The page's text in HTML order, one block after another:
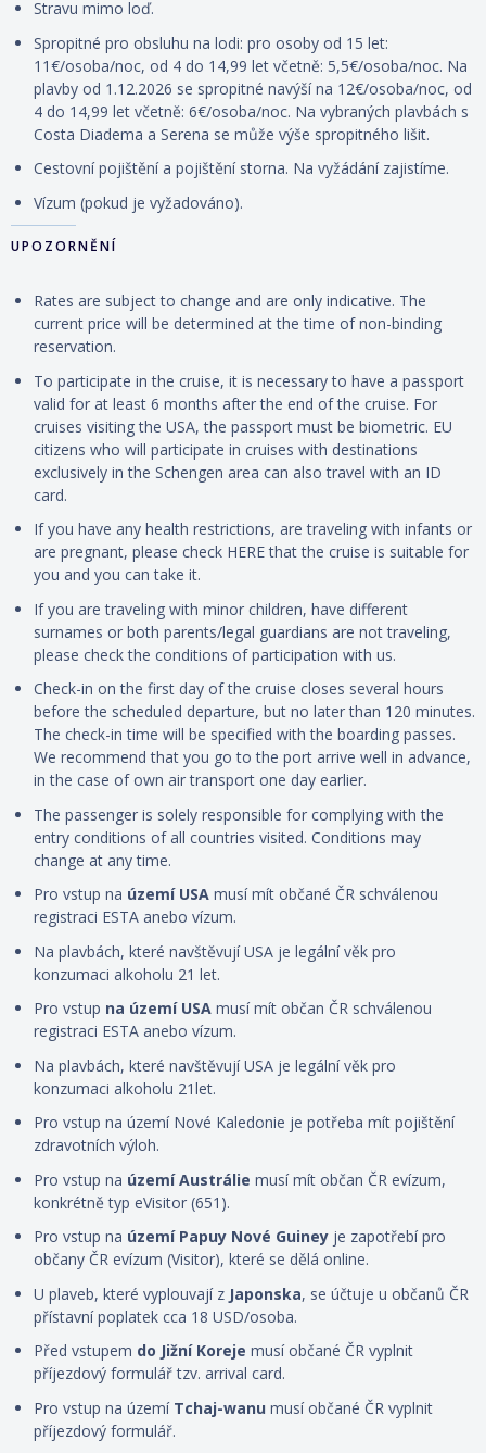
Stravu mimo loď.
Spropitné pro obsluhu na lodi: pro osoby od 15 let:
11€/osoba/noc, od 4 do 14,99 let včetně: 5,5€/osoba/noc. Na
plavby od 1.12.2026 se spropitné navýší na 12€/osoba/noc, od
4 do 14,99 let včetně: 6€/osoba/noc. Na vybraných plavbách s
Costa Diadema a Serena se může výše spropitného lišit.
Cestovní pojištění a pojištění storna. Na vyžádání zajistíme.
Vízum (pokud je vyžadováno).
UPOZORNĚNÍ
Rates are subject to change and are only indicative. The
current price will be determined at the time of non-binding
reservation.
To participate in the cruise, it is necessary to have a passport
valid for at least 6 months after the end of the cruise. For
cruises visiting the USA, the passport must be biometric. EU
citizens who will participate in cruises with destinations
exclusively in the Schengen area can also travel with an ID
card.
If you have any health restrictions, are traveling with infants or
are pregnant, please check HERE that the cruise is suitable for
you and you can take it.
If you are traveling with minor children, have different
surnames or both parents/legal guardians are not traveling,
please check the conditions of participation with us.
Check-in on the first day of the cruise closes several hours
before the scheduled departure, but no later than 120 minutes.
The check-in time will be specified with the boarding passes.
We recommend that you go to the port arrive well in advance,
in the case of own air transport one day earlier.
The passenger is solely responsible for complying with the
entry conditions of all countries visited. Conditions may
change at any time.
Pro vstup na území USA musí mít občané ČR schválenou
registraci ESTA anebo vízum.
Na plavbách, které navštěvují USA je legální věk pro
konzumaci alkoholu 21 let.
Pro vstup na území USA musí mít občan ČR schválenou
registraci ESTA anebo vízum.
Na plavbách, které navštěvují USA je legální věk pro
konzumaci alkoholu 21let.
Pro vstup na území Nové Kaledonie je potřeba mít pojištění
zdravotních výloh.
Pro vstup na území Austrálie musí mít občan ČR evízum,
konkrétně typ eVisitor (651).
Pro vstup na území Papuy Nové Guiney je zapotřebí pro
občany ČR evízum (Visitor), které se dělá online.
U plaveb, které vyplouvají z Japonska, se účtuje u občanů ČR
přístavní poplatek cca 18 USD/osoba.
Před vstupem do Jižní Koreje musí občané ČR vyplnit
příjezdový formulář tzv. arrival card.
Pro vstup na území Tchaj-wanu musí občané ČR vyplnit
příjezdový formulář.